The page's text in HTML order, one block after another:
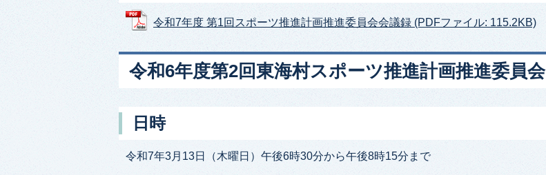
令和7年度 第1回スポーツ推進計画推進委員会会議録 (PDFファイル: 115.2KB)
令和6年度第2回東海村スポーツ推進計画推進委員会
日時
令和7年3月13日（木曜日）午後6時30分から午後8時15分まで